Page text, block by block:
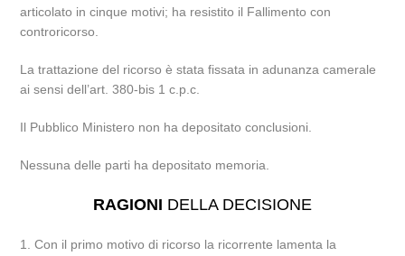
articolato in cinque motivi; ha resistito il Fallimento con
controricorso.
La trattazione del ricorso è stata fissata in adunanza camerale
ai sensi dell’art. 380-bis 1 c.p.c.
Il Pubblico Ministero non ha depositato conclusioni.
Nessuna delle parti ha depositato memoria.
RAGIONI DELLA DECISIONE
1. Con il primo motivo di ricorso la ricorrente lamenta la